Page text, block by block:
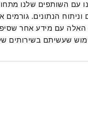
עם השותפים שלנו
הנתונים. גורמים
האלה עם מידע אחר
שעשיתם בשירותים